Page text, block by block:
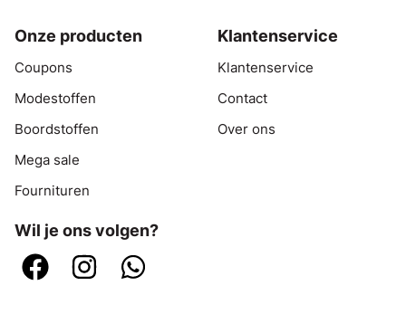
Onze producten
Coupons
Modestoffen
Boordstoffen
Mega sale
Fournituren
Klantenservice
Klantenservice
Contact
Over ons
Wil je ons volgen?